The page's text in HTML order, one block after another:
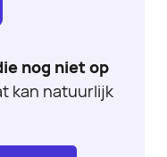
nog niet op
kan natuurlijk